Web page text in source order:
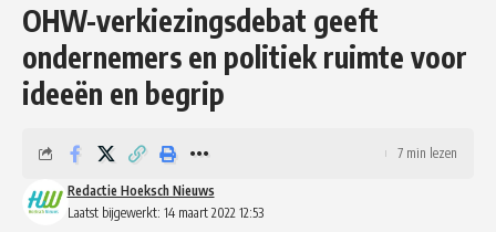
OHW-verkiezingsdebat geeft
ondernemers en politiek ruimte voor
ideeën en begrip
Laatst bijgewerkt: 14 maart 2022 12:53
Redactie Hoeksch Nieuws
7 min lezen